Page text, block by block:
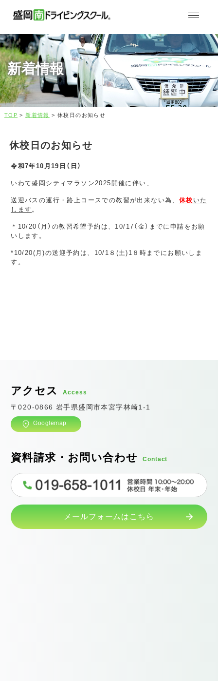
新着情報
TOP > 新着情報 > 休校日のお知らせ
休校日のお知らせ
令和7年10月19日（日）
いわて盛岡シティマラソン2025開催に伴い、
送迎バスの運行・路上コースでの教習が出来ない為、 休校 いた
します 。
＊10/20（月）の教習希望予約は、10/17（金）までに申請をお願
いします。
*10/20(月)の送迎予約は、10/1８(土)1８時までにお願いしま
す。
アクセス Access
〒020-0866 岩手県盛岡市本宮字林崎1-1
Googlemap
資料請求・お問い合わせ Contact
メールフォームはこちら